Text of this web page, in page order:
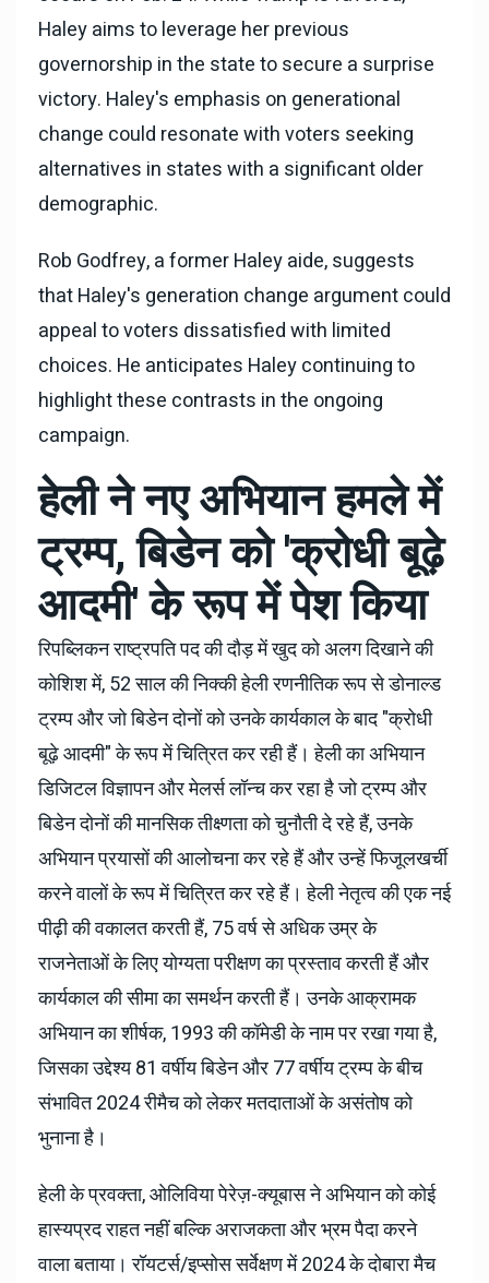
Haley aims to leverage her previous
governorship in the state to secure a surprise
victory. Haley's emphasis on generational
change could resonate with voters seeking
alternatives in states with a significant older
demographic.
Rob Godfrey, a former Haley aide, suggests
that Haley's generation change argument could
appeal to voters dissatisfied with limited
choices. He anticipates Haley continuing to
highlight these contrasts in the ongoing
campaign.
हेली ने नए अभियान हमले में
ट्रम्प, बिडेन को 'क्रोधी बूढ़े
आदमी' के रूप में पेश किया
रिपब्लिकन राष्ट्रपति पद की दौड़ में खुद को अलग दिखाने की
कोशिश में, 52 साल की निक्की हेली रणनीतिक रूप से डोनाल्ड
ट्रम्प और जो बिडेन दोनों को उनके कार्यकाल के बाद "क्रोधी
बूढ़े आदमी" के रूप में चित्रित कर रही हैं। हेली का अभियान
डिजिटल विज्ञापन और मेलर्स लॉन्च कर रहा है जो ट्रम्प और
बिडेन दोनों की मानसिक तीक्ष्णता को चुनौती दे रहे हैं, उनके
अभियान प्रयासों की आलोचना कर रहे हैं और उन्हें फिजूलखर्ची
करने वालों के रूप में चित्रित कर रहे हैं। हेली नेतृत्व की एक नई
पीढ़ी की वकालत करती हैं, 75 वर्ष से अधिक उम्र के
राजनेताओं के लिए योग्यता परीक्षण का प्रस्ताव करती हैं और
कार्यकाल की सीमा का समर्थन करती हैं। उनके आक्रामक
अभियान का शीर्षक, 1993 की कॉमेडी के नाम पर रखा गया है,
जिसका उद्देश्य 81 वर्षीय बिडेन और 77 वर्षीय ट्रम्प के बीच
संभावित 2024 रीमैच को लेकर मतदाताओं के असंतोष को
भुनाना है।
हेली के प्रवक्ता, ओलिविया पेरेज़-क्यूबास ने अभियान को कोई
हास्यप्रद राहत नहीं बल्कि अराजकता और भ्रम पैदा करने
वाला बताया। रॉयटर्स/इप्सोस सर्वेक्षण में 2024 के दोबारा मैच